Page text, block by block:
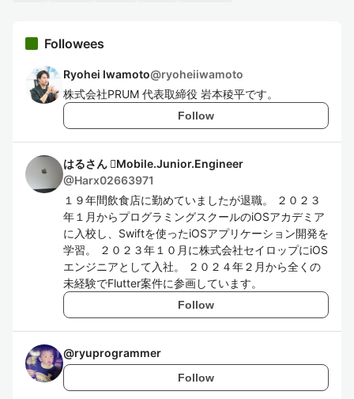
Followees
Ryohei Iwamoto@ryoheiiwamoto
株式会社PRUM 代表取締役 岩本稜平です。
Follow
はるさん Mobile.Junior.Engineer
@Harx02663971
１９年間飲食店に勤めていましたが退職。 ２０２３
年１月からプログラミングスクールのiOSアカデミア
に入校し、Swiftを使ったiOSアプリケーション開発を
学習。 ２０２３年１０月に株式会社セイロップにiOS
エンジニアとして入社。 ２０２４年２月から全くの
未経験でFlutter案件に参画しています。
Follow
@ryuprogrammer
Follow